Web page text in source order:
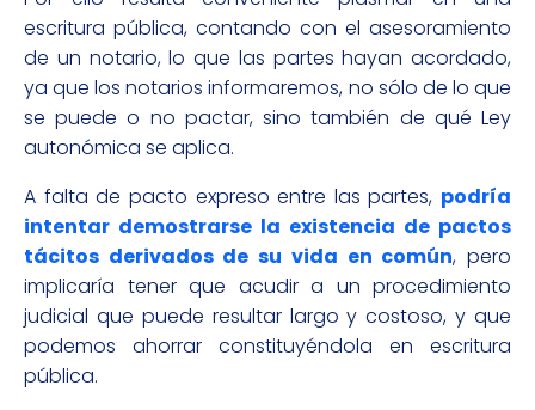
escritura pública, contando con el asesoramiento
de un notario, lo que las partes hayan acordado,
ya que los notarios informaremos, no sólo de lo que
se puede o no pactar, sino también de qué Ley
autonómica se aplica.
A falta de pacto expreso entre las partes, podría
intentar demostrarse la existencia de pactos
tácitos derivados de su vida en común, pero
implicaría tener que acudir a un procedimiento
judicial que puede resultar largo y costoso, y que
podemos ahorrar constituyéndola en escritura
pública.